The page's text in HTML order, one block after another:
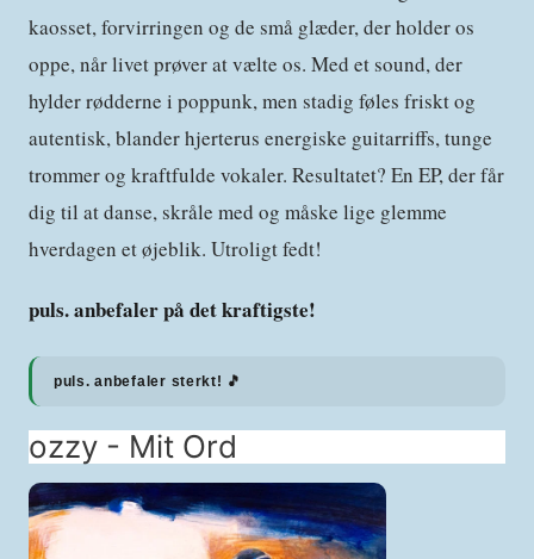
kaosset, forvirringen og de små glæder, der holder os
oppe, når livet prøver at vælte os. Med et sound, der
hylder rødderne i poppunk, men stadig føles friskt og
autentisk, blander hjerterus energiske guitarriffs, tunge
trommer og kraftfulde vokaler. Resultatet? En EP, der får
dig til at danse, skråle med og måske lige glemme
hverdagen et øjeblik. Utroligt fedt!
puls. anbefaler på det kraftigste!
puls. anbefaler sterkt! 🎵
ozzy - Mit Ord